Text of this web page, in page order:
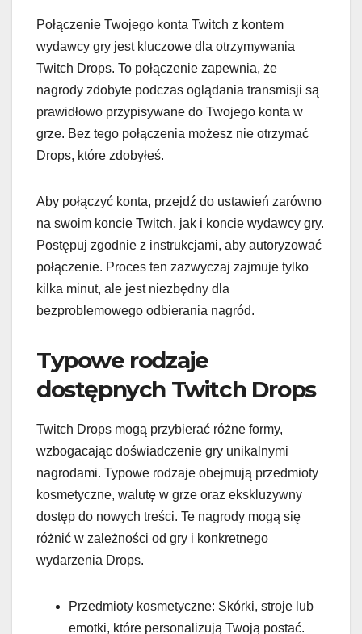
Połączenie Twojego konta Twitch z kontem
wydawcy gry jest kluczowe dla otrzymywania
Twitch Drops. To połączenie zapewnia, że
nagrody zdobyte podczas oglądania transmisji są
prawidłowo przypisywane do Twojego konta w
grze. Bez tego połączenia możesz nie otrzymać
Drops, które zdobyłeś.
Aby połączyć konta, przejdź do ustawień zarówno
na swoim koncie Twitch, jak i koncie wydawcy gry.
Postępuj zgodnie z instrukcjami, aby autoryzować
połączenie. Proces ten zazwyczaj zajmuje tylko
kilka minut, ale jest niezbędny dla
bezproblemowego odbierania nagród.
Typowe rodzaje
dostępnych Twitch Drops
Twitch Drops mogą przybierać różne formy,
wzbogacając doświadczenie gry unikalnymi
nagrodami. Typowe rodzaje obejmują przedmioty
kosmetyczne, walutę w grze oraz ekskluzywny
dostęp do nowych treści. Te nagrody mogą się
różnić w zależności od gry i konkretnego
wydarzenia Drops.
Przedmioty kosmetyczne: Skórki, stroje lub
emotki, które personalizują Twoją postać.